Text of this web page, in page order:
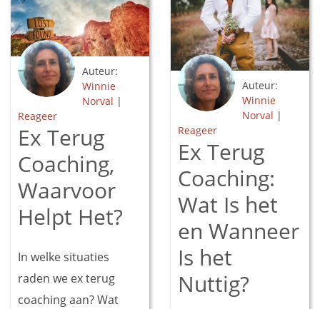
Auteur:
Winnie
Norval |
Reageer
Ex Terug
Coaching,
Waarvoor
Helpt Het?
In welke situaties
raden we ex terug
coaching aan? Wat
Auteur:
Winnie
Norval |
Reageer
Ex Terug
Coaching:
Wat Is het
en Wanneer
Is het
Nuttig?